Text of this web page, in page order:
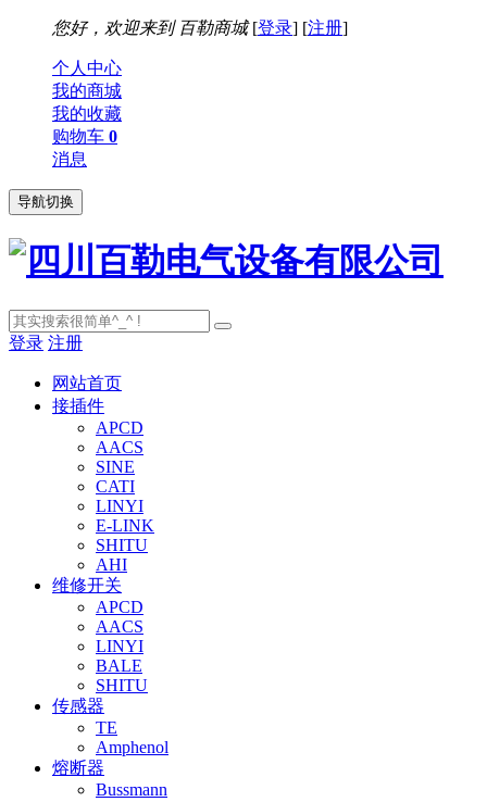
您好，欢迎来到 百勒商城[登录] [注册]
个人中心
我的商城
我的收藏
购物车 0
消息
导航切换
登录 注册
网站首页
接插件
APCD
AACS
SINE
CATI
LINYI
E-LINK
SHITU
AHI
维修开关
APCD
AACS
LINYI
BALE
SHITU
传感器
TE
Amphenol
熔断器
Bussmann